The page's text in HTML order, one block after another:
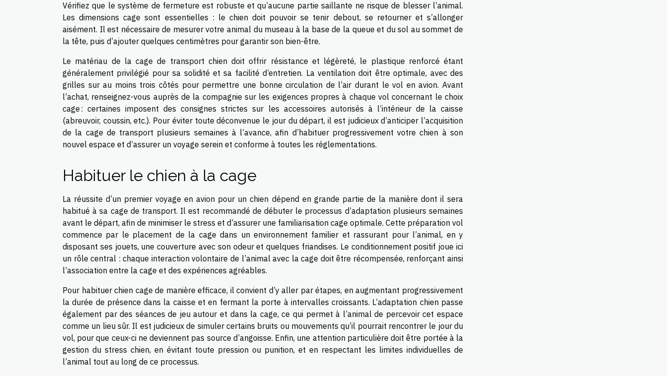
Vérifiez que le système de fermeture est robuste et qu’aucune partie saillante ne risque de blesser l’animal.
Les dimensions cage sont essentielles : le chien doit pouvoir se tenir debout, se retourner et s’allonger
aisément. Il est nécessaire de mesurer votre animal du museau à la base de la queue et du sol au sommet de
la tête, puis d’ajouter quelques centimètres pour garantir son bien-être.
Le matériau de la cage de transport chien doit offrir résistance et légèreté, le plastique renforcé étant
généralement privilégié pour sa solidité et sa facilité d’entretien. La ventilation doit être optimale, avec des
grilles sur au moins trois côtés pour permettre une bonne circulation de l’air durant le vol en avion. Avant
l’achat, renseignez-vous auprès de la compagnie sur les exigences propres à chaque vol concernant le choix
cage : certaines imposent des consignes strictes sur les accessoires autorisés à l’intérieur de la caisse
(abreuvoir, coussin, etc.). Pour éviter toute déconvenue le jour du départ, il est judicieux d’anticiper l’acquisition
de la cage de transport plusieurs semaines à l’avance, afin d’habituer progressivement votre chien à son
nouvel espace et d’assurer un voyage serein et conforme à toutes les réglementations.
Habituer le chien à la cage
La réussite d’un premier voyage en avion pour un chien dépend en grande partie de la manière dont il sera
habitué à sa cage de transport. Il est recommandé de débuter le processus d’adaptation plusieurs semaines
avant le départ, afin de minimiser le stress et d’assurer une familiarisation cage optimale. Cette préparation vol
commence par le placement de la cage dans un environnement familier et rassurant pour l’animal, en y
disposant ses jouets, une couverture avec son odeur et quelques friandises. Le conditionnement positif joue ici
un rôle central : chaque interaction volontaire de l’animal avec la cage doit être récompensée, renforçant ainsi
l’association entre la cage et des expériences agréables.
Pour habituer chien cage de manière efficace, il convient d’y aller par étapes, en augmentant progressivement
la durée de présence dans la caisse et en fermant la porte à intervalles croissants. L’adaptation chien passe
également par des séances de jeu autour et dans la cage, ce qui permet à l’animal de percevoir cet espace
comme un lieu sûr. Il est judicieux de simuler certains bruits ou mouvements qu’il pourrait rencontrer le jour du
vol, pour que ceux-ci ne deviennent pas source d’angoisse. Enfin, une attention particulière doit être portée à la
gestion du stress chien, en évitant toute pression ou punition, et en respectant les limites individuelles de
l’animal tout au long de ce processus.